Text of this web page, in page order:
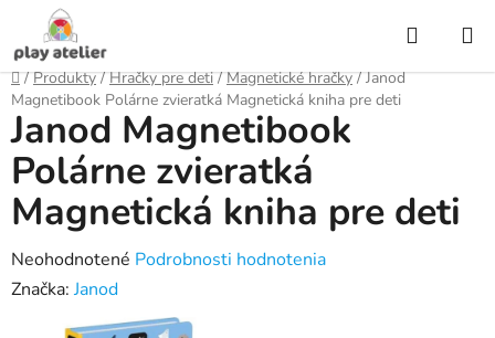
obsah
Hľadať
Domov
/ Produkty / Hračky pre deti / Magnetické hračky / Janod
Magnetibook Polárne zvieratká Magnetická kniha pre deti
Janod Magnetibook
Polárne zvieratká
Magnetická kniha pre deti
Priemerné
hodnotenie
Neohodnotené Podrobnosti hodnotenia
Značka: Janod